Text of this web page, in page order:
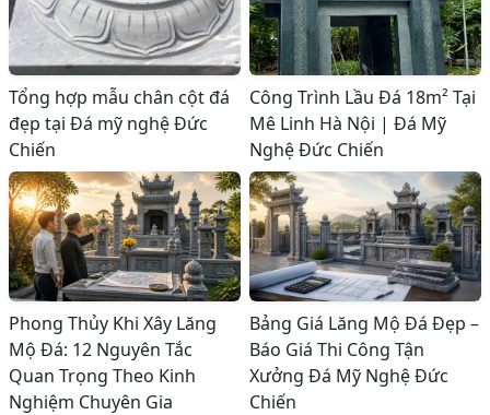
Tổng hợp mẫu chân cột đá
đẹp tại Đá mỹ nghệ Đức
Chiến
Công Trình Lầu Đá 18m² Tại
Mê Linh Hà Nội | Đá Mỹ
Nghệ Đức Chiến
Phong Thủy Khi Xây Lăng
Mộ Đá: 12 Nguyên Tắc
Quan Trọng Theo Kinh
Nghiệm Chuyên Gia
Bảng Giá Lăng Mộ Đá Đẹp –
Báo Giá Thi Công Tận
Xưởng Đá Mỹ Nghệ Đức
Chiến